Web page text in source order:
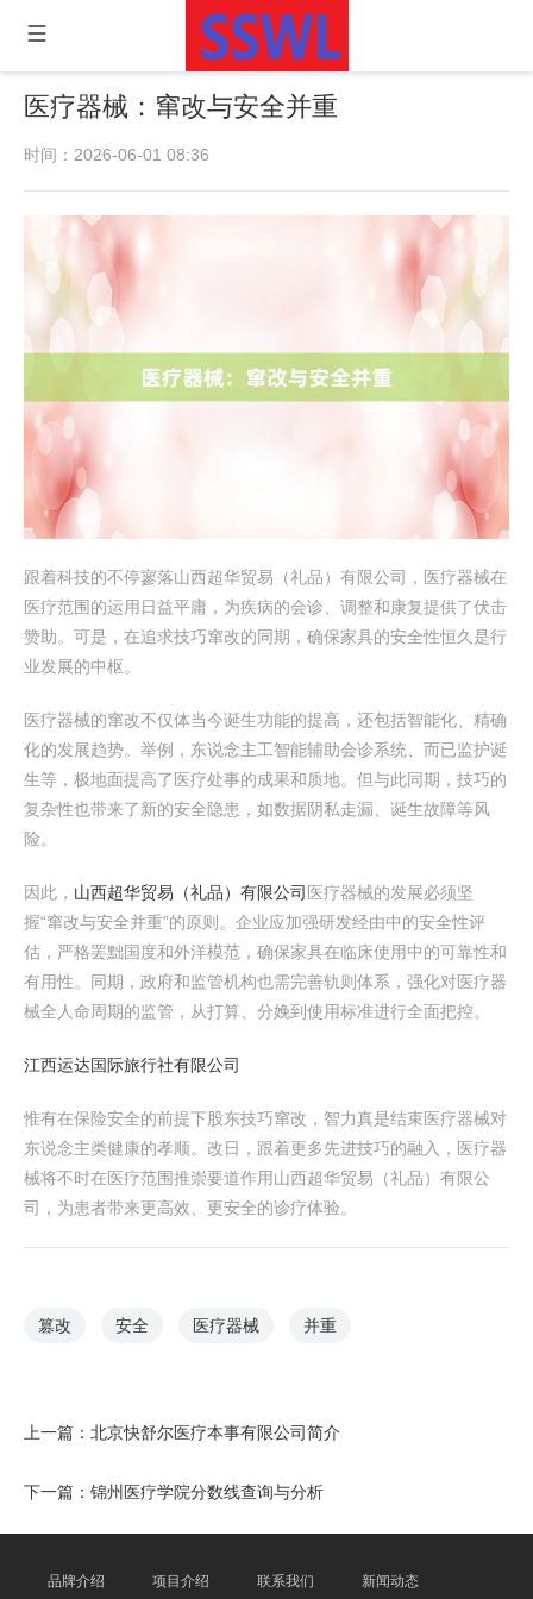
医疗器械：窜改与安全并重
时间：2026-06-01 08:36
跟着科技的不停寥落山西超华贸易（礼品）有限公司，医疗器械在
医疗范围的运用日益平庸，为疾病的会诊、调整和康复提供了伏击
赞助。可是，在追求技巧窜改的同期，确保家具的安全性恒久是行
业发展的中枢。
医疗器械的窜改不仅体当今诞生功能的提高，还包括智能化、精确
化的发展趋势。举例，东说念主工智能辅助会诊系统、而已监护诞
生等，极地面提高了医疗处事的成果和质地。但与此同期，技巧的
复杂性也带来了新的安全隐患，如数据阴私走漏、诞生故障等风
险。
因此， 山西超华贸易（礼品）有限公司 医疗器械的发展必须坚
握“窜改与安全并重”的原则。企业应加强研发经由中的安全性评
估，严格罢黜国度和外洋模范，确保家具在临床使用中的可靠性和
有用性。同期，政府和监管机构也需完善轨则体系，强化对医疗器
械全人命周期的监管，从打算、分娩到使用标准进行全面把控。
江西运达国际旅行社有限公司
惟有在保险安全的前提下股东技巧窜改，智力真是结束医疗器械对
东说念主类健康的孝顺。改日，跟着更多先进技巧的融入，医疗器
械将不时在医疗范围推崇要道作用山西超华贸易（礼品）有限公
司，为患者带来更高效、更安全的诊疗体验。
篡改 安全 医疗器械 并重
上一篇： 北京快舒尔医疗本事有限公司简介
下一篇： 锦州医疗学院分数线查询与分析
品牌介绍 项目介绍 联系我们 新闻动态